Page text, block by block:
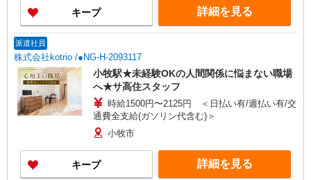
キープ 詳細を見る
派遣社員
株式会社kotrio /●NG-H-2093117
小牧駅★未経験OKの人間関係に悩まない職場
へ★サ高住スタッフ
時給1500円〜2125円 ＜日払い有/週払い有/交
通費全支給(ガソリン代含む)＞
小牧市
キープ 詳細を見る